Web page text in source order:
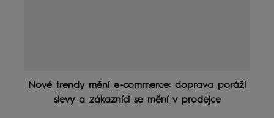
Nové trendy mění e-commerce: doprava poráží
slevy a zákazníci se mění v prodejce